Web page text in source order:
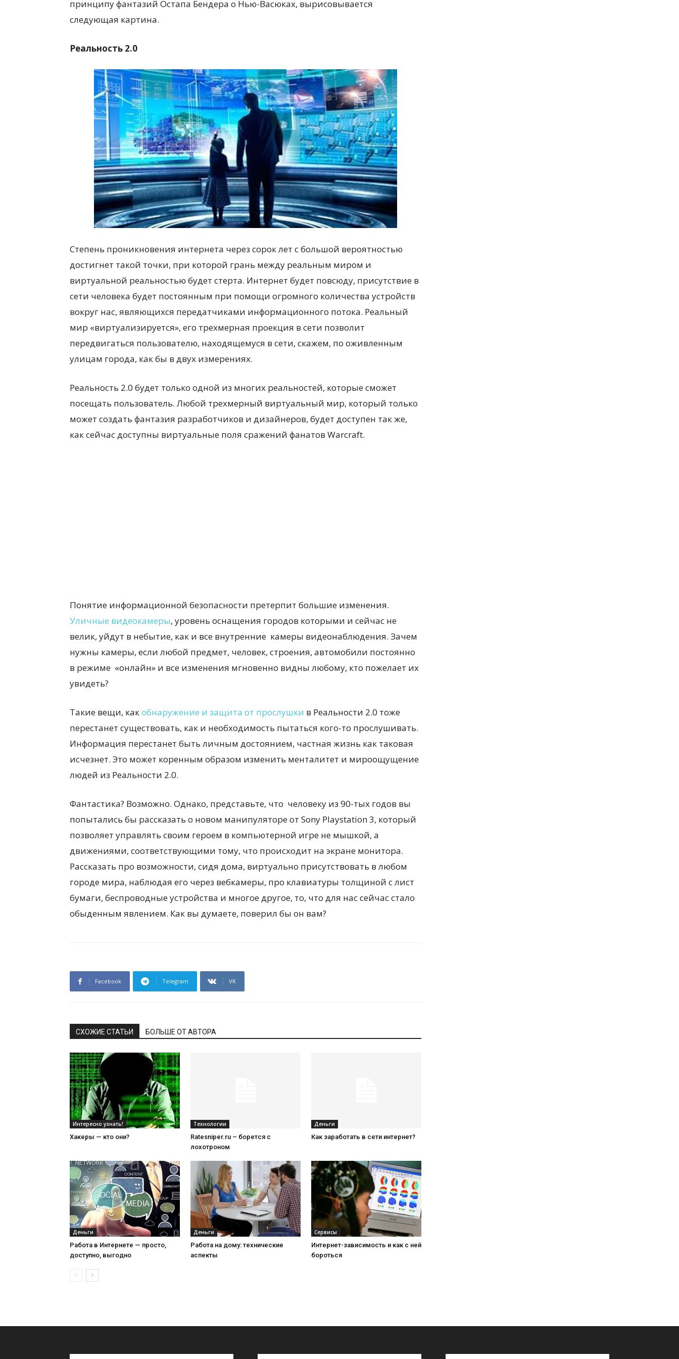
принципу фантазий Остапа Бендера о Нью-Васюках, вырисовывается
следующая картина.
Реальность 2.0
Степень проникновения интернета через сорок лет с большой вероятностью
достигнет такой точки, при которой грань между реальным миром и
виртуальной реальностью будет стерта. Интернет будет повсюду, присутствие в
сети человека будет постоянным при помощи огромного количества устройств
вокруг нас, являющихся передатчиками информационного потока. Реальный
мир «виртуализируется», его трехмерная проекция в сети позволит
передвигаться пользователю, находящемуся в сети, скажем, по оживленным
улицам города, как бы в двух измерениях.
Реальность 2.0 будет только одной из многих реальностей, которые сможет
посещать пользователь. Любой трехмерный виртуальный мир, который только
может создать фантазия разработчиков и дизайнеров, будет доступен так же,
как сейчас доступны виртуальные поля сражений фанатов Warcraft.
Понятие информационной безопасности претерпит большие изменения.
Уличные видеокамеры, уровень оснащения городов которыми и сейчас не
велик, уйдут в небытие, как и все внутренние камеры видеонаблюдения. Зачем
нужны камеры, если любой предмет, человек, строения, автомобили постоянно
в режиме «онлайн» и все изменения мгновенно видны любому, кто пожелает их
увидеть?
Такие вещи, какобнаружение и защита от прослушки в Реальности 2.0 тоже
перестанет существовать, как и необходимость пытаться кого-то прослушивать.
Информация перестанет быть личным достоянием, частная жизнь как таковая
исчезнет. Это может коренным образом изменить менталитет и мироощущение
людей из Реальности 2.0.
Фантастика? Возможно. Однако, представьте, что человеку из 90-тых годов вы
попытались бы рассказать о новом манипуляторе от Sony Playstation 3, который
позволяет управлять своим героем в компьютерной игре не мышкой, а
движениями, соответствующими тому, что происходит на экране монитора.
Рассказать про возможности, сидя дома, виртуально присутствовать в любом
городе мира, наблюдая его через вебкамеры, про клавиатуры толщиной с лист
бумаги, беспроводные устройства и многое другое, то, что для нас сейчас стало
обыденным явлением. Как вы думаете, поверил бы он вам?
Facebook Telegram VK
СХОЖИЕ СТАТЬИ БОЛЬШЕ ОТ АВТОРА
Интересно узнать!
Хакеры — кто они?
Технологии
Ratesniper.ru – борется с
лохотроном
Деньги
Как заработать в сети интернет?
Деньги
Работа в Интернете — просто,
доступно, выгодно
Деньги
Работа на дому: технические
аспекты
Сервисы
Интернет-зависимость и как с ней
бороться